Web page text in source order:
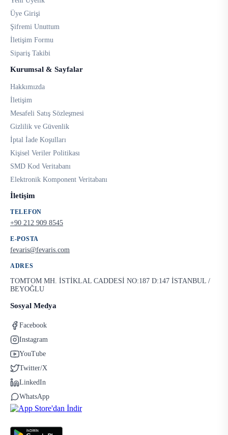
Üye Girişi
Şifremi Unuttum
İletişim Formu
Sipariş Takibi
Kurumsal & Sayfalar
Hakkımızda
İletişim
Mesafeli Satış Sözleşmesi
Gizlilik ve Güvenlik
İptal İade Koşulları
Kişisel Veriler Politikası
SMD Kod Veritabanı
Elektronik Komponent Veritabanı
İletişim
TELEFON
+90 212 909 8545
E-POSTA
fevaris@fevaris.com
ADRES
TOMTOM MH. İSTİKLAL CADDESİ NO:187 D:147 İSTANBUL /
BEYOĞLU
Sosyal Medya
Facebook
Instagram
YouTube
Twitter/X
LinkedIn
WhatsApp